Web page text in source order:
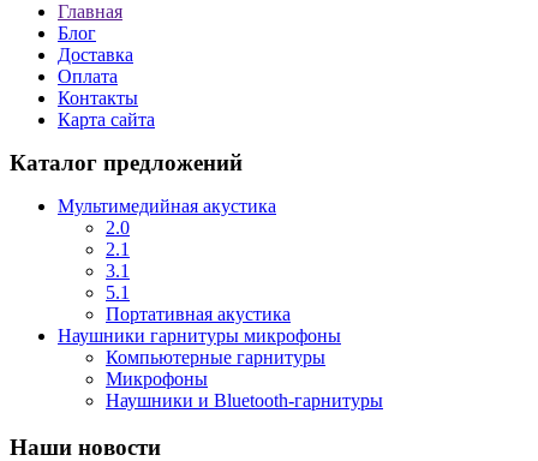
Главная
Блог
Доставка
Оплата
Контакты
Карта сайта
Каталог предложений
Мультимедийная акустика
2.0
2.1
3.1
5.1
Портативная акустика
Наушники гарнитуры микрофоны
Компьютерные гарнитуры
Микрофоны
Наушники и Bluetooth-гарнитуры
Наши новости